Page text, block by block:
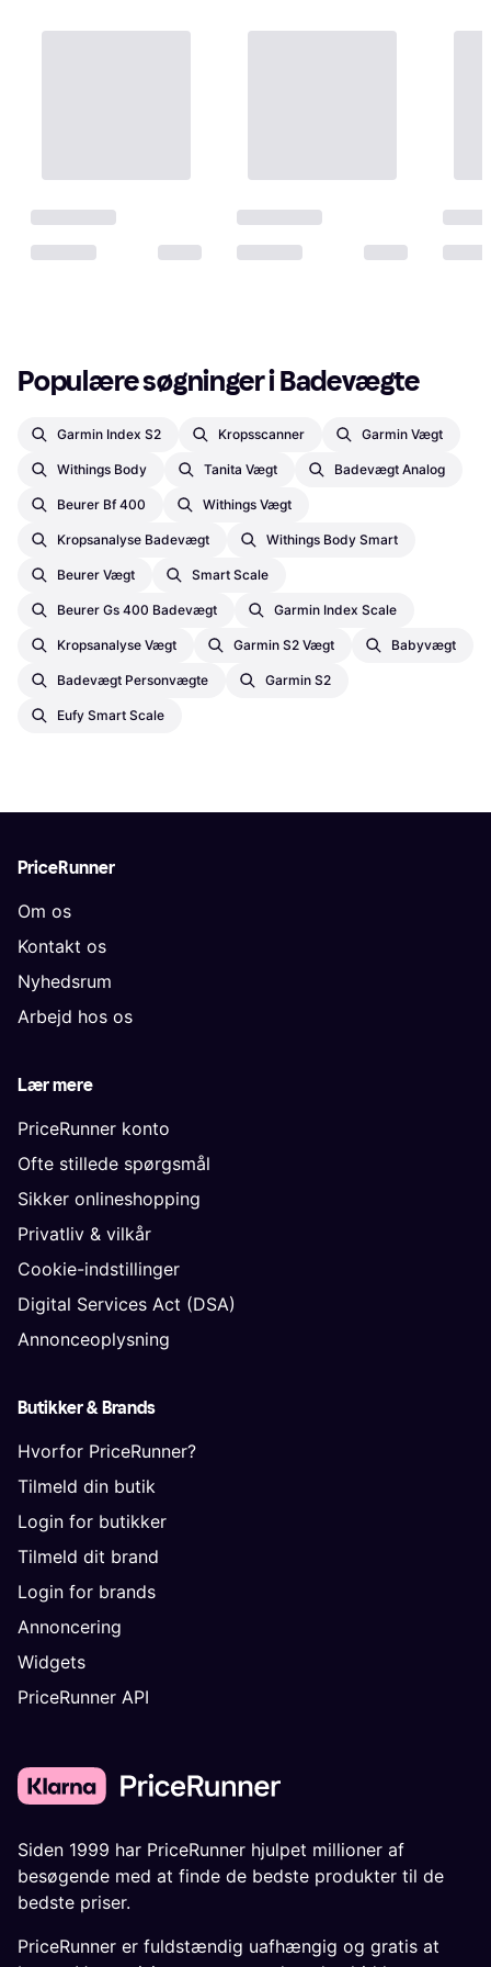
Populære søgninger i Badevægte
Garmin Index S2 Kropsscanner Garmin Vægt
Withings Body Tanita Vægt Badevægt Analog
Beurer Bf 400 Withings Vægt
Kropsanalyse Badevægt Withings Body Smart
Beurer Vægt Smart Scale
Beurer Gs 400 Badevægt Garmin Index Scale
Kropsanalyse Vægt Garmin S2 Vægt Babyvægt
Badevægt Personvægte Garmin S2
Eufy Smart Scale
PriceRunner
Om os
Kontakt os
Nyhedsrum
Arbejd hos os
Lær mere
PriceRunner konto
Ofte stillede spørgsmål
Sikker onlineshopping
Privatliv & vilkår
Cookie-indstillinger
Digital Services Act (DSA)
Annonceoplysning
Butikker & Brands
Hvorfor PriceRunner?
Tilmeld din butik
Login for butikker
Tilmeld dit brand
Login for brands
Annoncering
Widgets
PriceRunner API
Siden 1999 har PriceRunner hjulpet millioner af
besøgende med at finde de bedste produkter til de
bedste priser.
PriceRunner er fuldstændig uafhængig og gratis at